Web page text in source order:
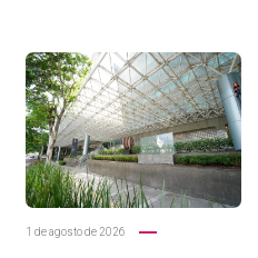
1 de agosto de 2026